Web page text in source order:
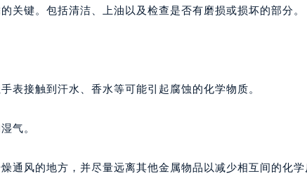
关键。包括清洁、上油以及检查是否有磨损或损坏的部分。
表接触到汗水、香水等可能引起腐蚀的化学物质。
气。
通风的地方，并尽量远离其他金属物品以减少相互间的化学